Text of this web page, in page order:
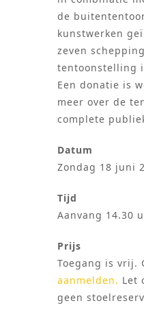
de
kunstwerken
zeven
tentoonstelling
Een donatie is
meer over de
complete
Datum
Zondag 18 juni
Tijd
Aanvang 14.30
Prijs
Toegang is vrij.
aanmelden. Let
geen